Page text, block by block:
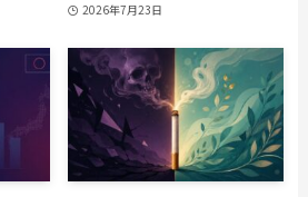
2026年7月23日